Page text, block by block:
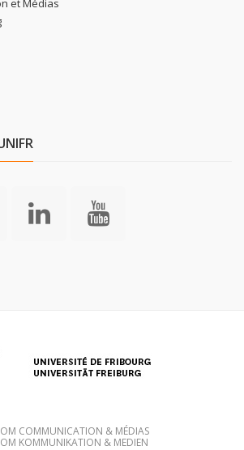
COMMUNICATION & MÉDIAS
KOMMUNIKATION & MEDIEN